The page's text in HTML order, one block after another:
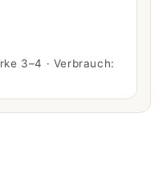
3–4 · Verbrauch: